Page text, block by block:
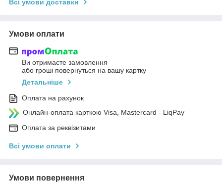
Всі умови доставки
Умови оплати
Ви отримаєте замовлення
або гроші повернуться на вашу картку
Детальніше
Оплата на рахунок
Онлайн-оплата карткою Visa, Mastercard - LiqPay
Оплата за реквізитами
Всі умови оплати
Умови повернення